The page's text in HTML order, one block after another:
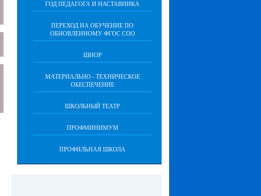
ГОД ПЕДАГОГА И НАСТАВНИКА
ПЕРЕХОД НА ОБУЧЕНИЕ ПО
ОБНОВЛЕННОМУ ФГОС СОО
ШНОР
МАТЕРИАЛЬНО - ТЕХНИЧЕСКОЕ
ОБЕСПЕЧЕНИЕ
ШКОЛЬНЫЙ ТЕАТР
ПРОФМИНИМУМ
ПРОФИЛЬНАЯ ШКОЛА